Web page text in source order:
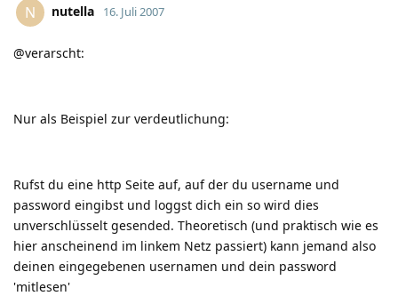
N nutella 16. Juli 2007
@verarscht:
Nur als Beispiel zur verdeutlichung:
Rufst du eine http Seite auf, auf der du username und
password eingibst und loggst dich ein so wird dies
unverschlüsselt gesended. Theoretisch (und praktisch wie es
hier anscheinend im linkem Netz passiert) kann jemand also
deinen eingegebenen usernamen und dein password
'mitlesen'